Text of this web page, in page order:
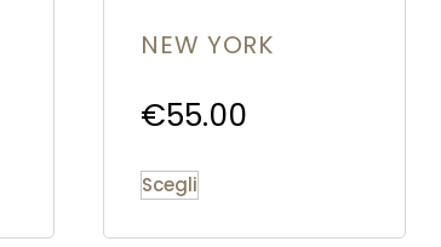
NEW YORK
€55.00
Scegli